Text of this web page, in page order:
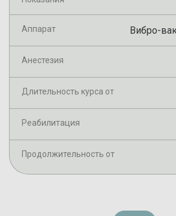
Аппарат Вибро-
Анестезия
Длительность курса от
Реабилитация
Продолжительность от